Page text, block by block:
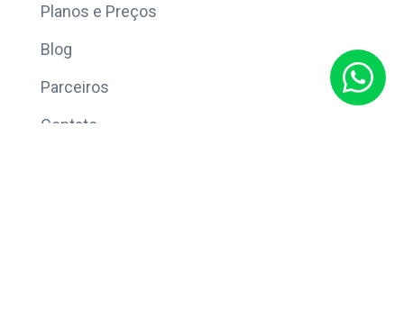
Planos e Preços
Blog
Parceiros
Contato